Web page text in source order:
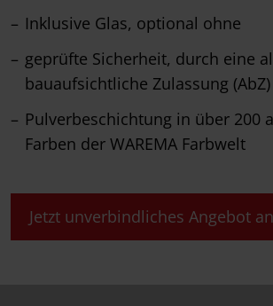
Inklusive Glas, optional ohne
geprüfte Sicherheit, durch eine
bauaufsichtliche Zulassung (AbZ)
Pulverbeschichtung in über 200
Farben der WAREMA Farbwelt
Jetzt unverbindliches Angebot